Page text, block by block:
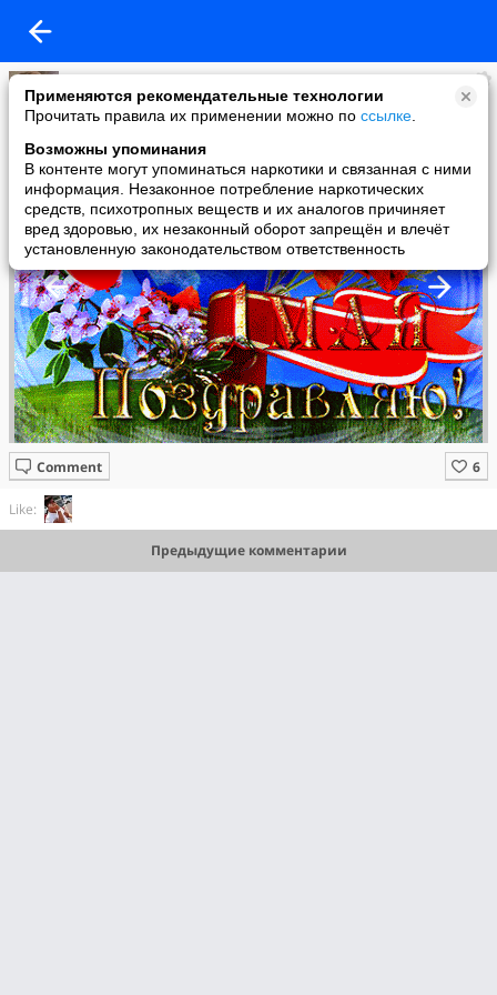
Применяются рекомендательные технологии
Прочитать правила их применении можно по ссылке
Возможны упоминания
В контенте могут упоминаться наркотики и связанная с ними
информация. Незаконное потребление наркотических
средств, психотропных веществ и их аналогов причиняет
вред здоровью, их незаконный оборот запрещён и влечёт
установленную законодательством ответственность
Татьяна Кашина
added a photo
01 May в 22:38
Comment
Like:
Предыдущие комментарии